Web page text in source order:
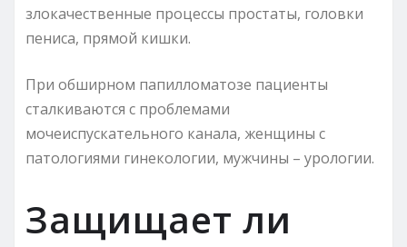
злокачественные процессы простаты, головки
пениса, прямой кишки.
При обширном папилломатозе пациенты
сталкиваются с проблемами
мочеиспускательного канала, женщины с
патологиями гинекологии, мужчины – урологии.
Защищает ли